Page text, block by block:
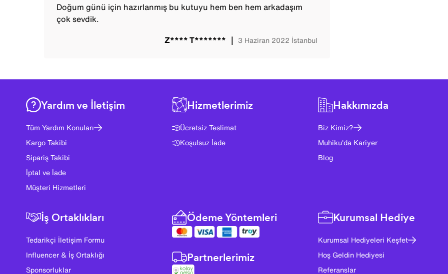
Doğum günü için hazırlanmış bu kutuyu hem ben hem arkadaşım
çok sevdik.
Z**** T******* ｜ 3 Haziran 2022 İstanbul
Yardım ve İletişim
Tüm Yardım Konuları
Kargo Takibi
Sipariş Takibi
İptal ve İade
Müşteri Hizmetleri
İş Ortaklıkları
Tedarikçi İletişim Formu
Influencer & İş Ortaklığı
Sponsorluklar
Hizmetlerimiz
Ücretsiz Teslimat
Koşulsuz İade
Ödeme Yöntemleri
Partnerlerimiz
Hakkımızda
Biz Kimiz?
Muhiku'da Kariyer
Blog
Kurumsal Hediye
Kurumsal Hediyeleri Keşfet
Hoş Geldin Hediyesi
Referanslar